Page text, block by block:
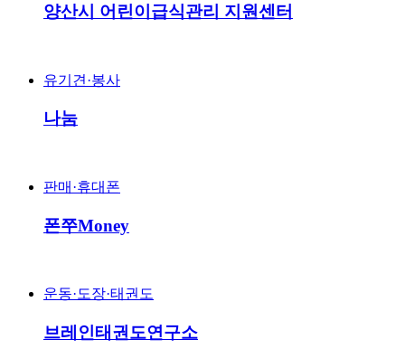
양산시 어린이급식관리 지원센터
유기견·봉사
나눔
판매·휴대폰
폰쭈Money
운동·도장·태권도
브레인태권도연구소